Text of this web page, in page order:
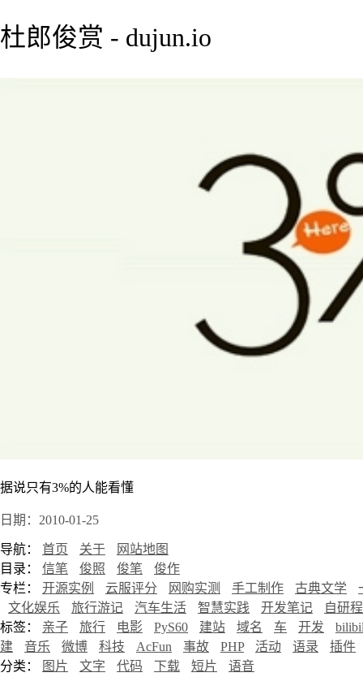
杜郎俊赏 - dujun.io
据说只有3%的人能看懂
日期：2010-01-25
导航： 首页 关于
网站地图
目录： 信笔 俊照 俊笔
俊作
专栏： 开源实例 云服评分 网购实测 手工制作 古典文学
文化娱乐
旅行游记 汽车生活 智慧实践 开发笔记
自研
标签： 亲子 旅行 电影 PyS60 建站 域名 车 开发
建
音乐 微博 科技 AcFun 事故 PHP 活动 语录
插件
分类：
图片 文字 代码 下载 短片
语音